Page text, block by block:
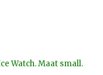
Watch. Maat small.